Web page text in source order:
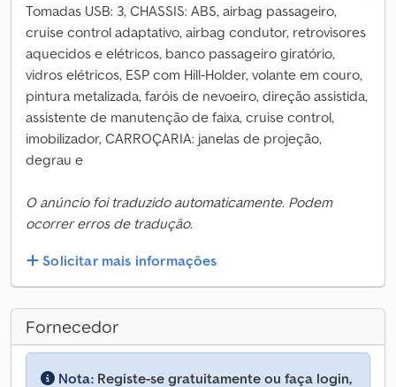
Tomadas USB: 3, CHASSIS: ABS, airbag passageiro,
cruise control adaptativo, airbag condutor, retrovisores
aquecidos e elétricos, banco passageiro giratório,
vidros elétricos, ESP com Hill-Holder, volante em couro,
pintura metalizada, faróis de nevoeiro, direção assistida,
assistente de manutenção de faixa, cruise control,
imobilizador, CARROÇARIA: janelas de projeção,
degrau e
O anúncio foi traduzido automaticamente. Podem
ocorrer erros de tradução.
Solicitar mais informações
Fornecedor
Nota: Registe-se gratuitamente ou faça login,